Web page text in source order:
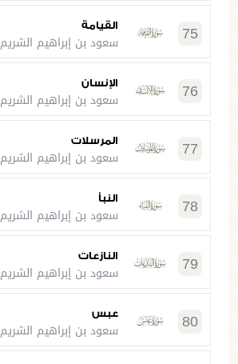
75 القيامة
سعود بن إبراهيم الشريم
76 الإنسان
سعود بن إبراهيم الشريم
77 المرسلات
سعود بن إبراهيم الشريم
78 النبأ
سعود بن إبراهيم الشريم
79 النازعات
سعود بن إبراهيم الشريم
80 عبس
سعود بن إبراهيم الشريم